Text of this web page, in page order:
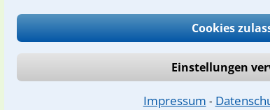
Cookies
Einstellungen
Impressum ⁃
Bitte Sicherheitscode eingeben.